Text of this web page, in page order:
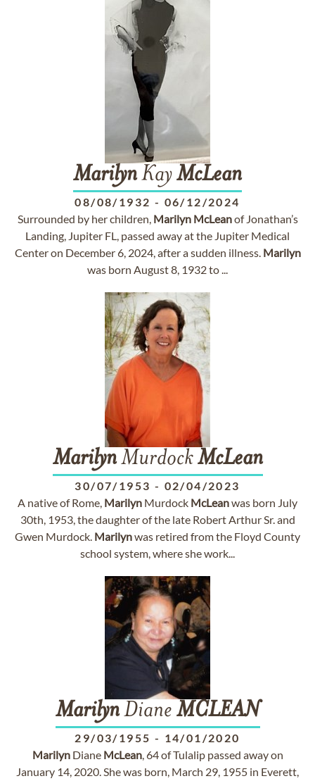
MarilynKayMcLean
08/08/1932 - 06/12/2024
Surrounded by her children, Marilyn McLeanof Jonathan’s
Landing, Jupiter FL, passed away at the Jupiter Medical
Center on December 6, 2024, after a sudden illness. Marilyn
was born August 8, 1932 to ...
MarilynMurdockMcLean
30/07/1953 - 02/04/2023
A native of Rome, Marilyn Murdock McLeanwas born July
30th, 1953, the daughter of the late Robert Arthur Sr. and
Gwen Murdock. Marilynwas retired from the Floyd County
school system, where she work...
MarilynDiane MCLEAN
29/03/1955 - 14/01/2020
MarilynDiane McLean, 64 of Tulalip passed away on
January 14, 2020. She was born, March 29, 1955 in Everett,